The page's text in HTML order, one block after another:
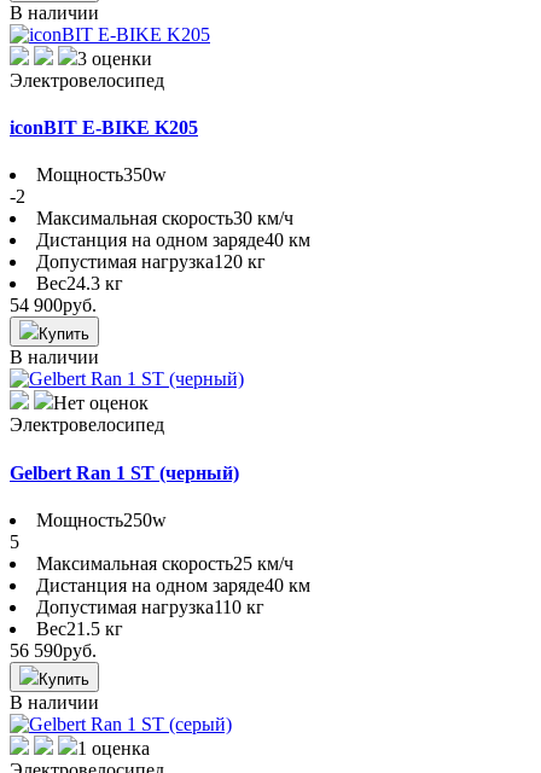
В наличии
3 оценки
Электровелосипед
iconBIT E-BIKE K205
Мощность350w
-2
Максимальная скорость30 км/ч
Дистанция на одном заряде40 км
Допустимая нагрузка120 кг
Вес24.3 кг
54 900руб.
Купить
В наличии
Нет оценок
Электровелосипед
Gelbert Ran 1 ST (черный)
Мощность250w
5
Максимальная скорость25 км/ч
Дистанция на одном заряде40 км
Допустимая нагрузка110 кг
Вес21.5 кг
56 590руб.
Купить
В наличии
1 оценка